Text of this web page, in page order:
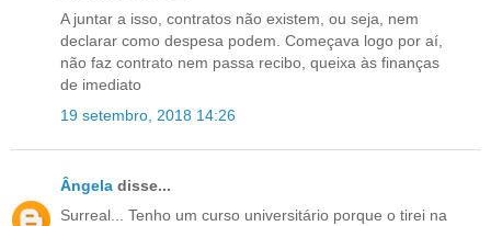
A juntar a isso, contratos não existem, ou seja, nem
declarar como despesa podem. Começava logo por aí,
não faz contrato nem passa recibo, queixa às finanças
de imediato
19 setembro, 2018 14:26
Ângela disse...
Surreal... Tenho um curso universitário porque o tirei na